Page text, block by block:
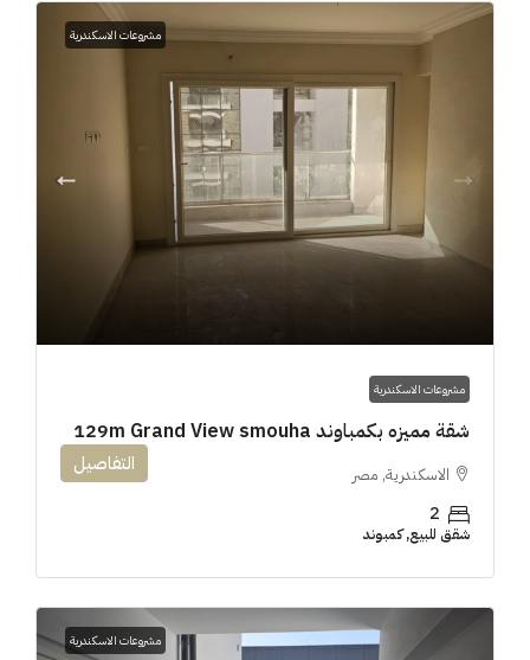
مشروعات الاسكندرية
مشروعات الاسكندرية
شقة مميزه بكمباوند 129m Grand View smouha
الاسكندرية, مصر
2
شقق للبيع, كمبوند
التفاصيل
مشروعات الاسكندرية